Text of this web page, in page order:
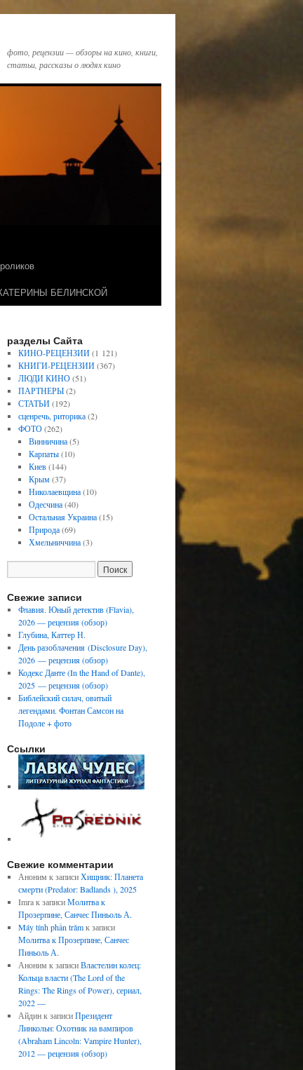
фото, рецензии — обзоры на кино, книги,
статьи, рассказы о людях кино
БЕЛИНСКОЙ
разделы Сайта
КИНО-РЕЦЕНЗИИ(1 121)
КНИГИ-РЕЦЕНЗИИ(367)
ЛЮДИ КИНО(51)
ПАРТНЕРЫ(2)
СТАТЬИ(192)
сценречь, риторика(2)
ФОТО(262)
Винничина(5)
Карпаты(10)
Киев(144)
Крым(37)
Николаевщина(10)
Одесчина(40)
Остальная Украина(15)
Природа(69)
Хмельниччина(3)
Свежие записи
Флавия. Юный детектив (Flavia),
2026 — рецензия (обзор)
Глубина, Каттер Н.
День разоблачения (Disclosure Day),
2026 — рецензия (обзор)
Кодекс Данте (In the Hand of Dante),
2025 — рецензия (обзор)
Библейский силач, овитый
легендами. Фонтан Самсон на
Подоле + фото
Ссылки
Свежие комментарии
Аноним к записиХищник: Планета
смерти (Predator: Badlands ), 2025
Imraк записиМолитва к
Прозерпине, Санчес Пиньоль А.
Máy tính phần trămк записи
Молитва к Прозерпине, Санчес
Пиньоль А.
Аноним к записиВластелин колец:
Кольца власти (The Lord of the
Rings: The Rings of Power), сериал,
2022 —
Айдинк записиПрезидент
Линкольн: Охотник на вампиров
(Abraham Lincoln: Vampire Hunter),
2012 — рецензия (обзор)